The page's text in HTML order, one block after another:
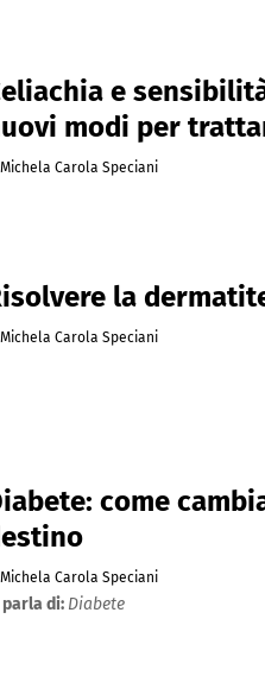
e
modi per
Carola Speciani
la
Carola Speciani
come
Carola Speciani
parla di: Diabete